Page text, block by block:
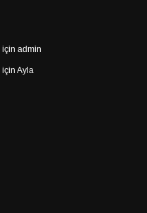
için admin
için Ayla